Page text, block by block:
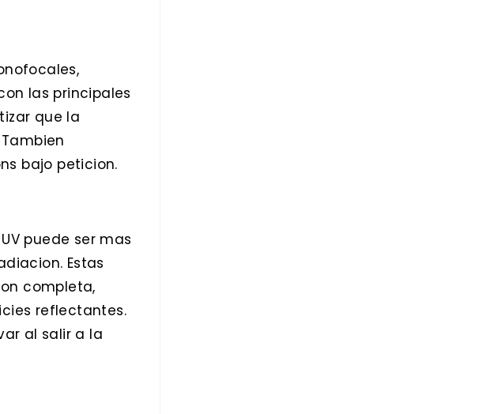
las principales
que la
bajo peticion.
puede ser mas
Estas
completa,
reflectantes.
al salir a la